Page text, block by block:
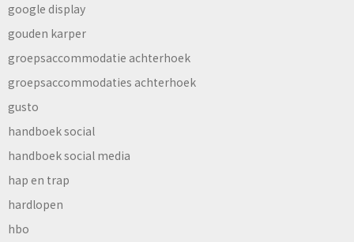
google display
gouden karper
groepsaccommodatie achterhoek
groepsaccommodaties achterhoek
gusto
handboek social
handboek social media
hap en trap
hardlopen
hbo